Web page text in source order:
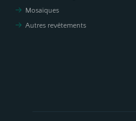
Mosaïques
Autres revêtements